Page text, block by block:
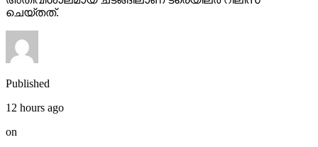
Published
12 hours ago
on
November 17, 2025